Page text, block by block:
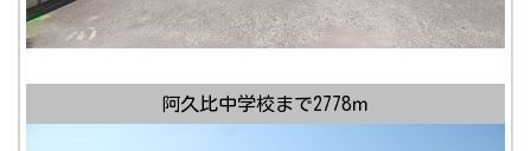
阿久比中学校まで2778ｍ